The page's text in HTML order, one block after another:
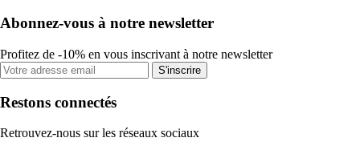
Abonnez-vous à notre newsletter
Profitez de -10% en vous inscrivant à notre newsletter
S'inscrire
Restons connectés
Retrouvez-nous sur les réseaux sociaux